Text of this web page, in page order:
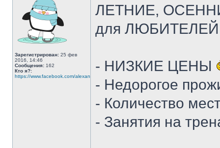
Зарегистрирован: 25 фев
2016, 14:46
Сообщения: 162
Кто я?:
https://www.facebook.com/alexander.ryabinin.10
ЛЕТНИЕ,
для ЛЮБИТЕЛЕЙ
- НИЗКИЕ ЦЕНЫ
- Недорогое
- Количество
- Занятия на